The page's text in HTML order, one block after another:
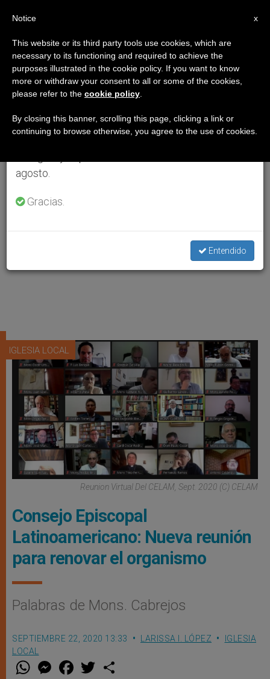
IGLESIA LOCAL
Reunion Virtual Del CELAM, Sept. 2020 (C) CELAM
Consejo Episcopal
Latinoamericano: Nueva reunión
para renovar el organismo
Palabras de Mons. Cabrejos
SEPTIEMBRE 22, 2020 13:33 LARISSA I. LÓPEZ
IGLESIA
LOCAL
W M
e
F
a w
×
Aviso importante
Del 27 de julio al 7 de agosto haremos la pausa
anual, aprovechando que en el periodo de verano
se generan menos informaciones y también el
agosto.
Gracias.
Entendido
x
Notice
This website or its third party tools use cookies, which are
necessary to its functioning and required to achieve the
purposes illustrated in the cookie policy. If you want to know
more or withdraw your consent to all or some of the cookies,
please refer to the cookie policy
By closing this banner, scrolling this page, clicking a link or
continuing to browse otherwise, you agree to the use of cookies.